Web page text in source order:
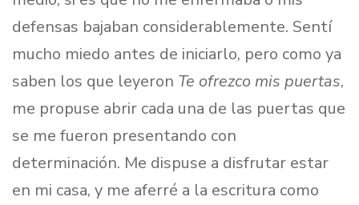
defensas bajaban considerablemente. Sentí
mucho miedo antes de iniciarlo, pero como ya
saben los que leyeron Te ofrezco mis puertas,
me propuse abrir cada una de las puertas que
se me fueron presentando con
determinación. Me dispuse a disfrutar estar
en mi casa, y me aferré a la escritura como